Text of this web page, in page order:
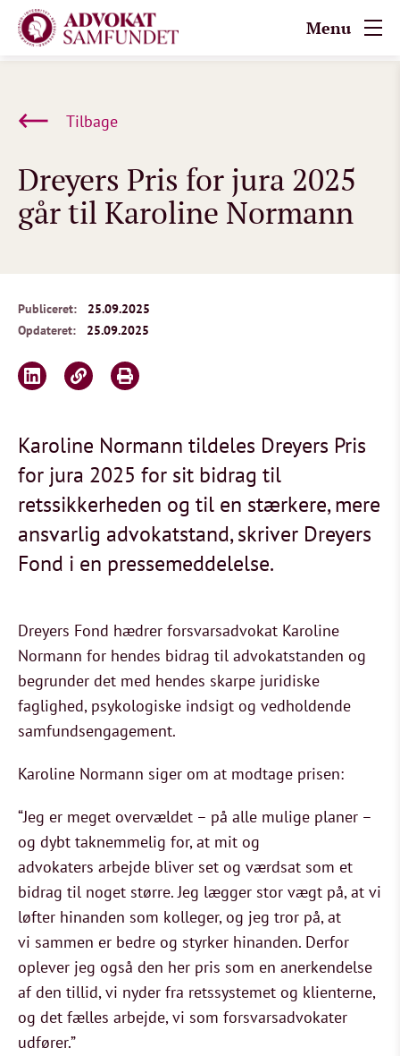
Menu
Tilbage
Dreyers Pris for jura 2025
går til Karoline Normann
Publiceret:
25.09.2025
Opdateret:
25.09.2025
Karoline Normann tildeles Dreyers Pris
for jura 2025 for sit bidrag til
retssikkerheden og til en stærkere, mere
ansvarlig advokatstand, skriver Dreyers
Fond i en pressemeddelelse.
Dreyers Fond hædrer forsvarsadvokat Karoline
Normann for hendes bidrag til advokatstanden og
begrunder det med hendes skarpe juridiske
faglighed, psykologiske indsigt og vedholdende
samfundsengagement.
Karoline Normann siger om at modtage prisen:
“Jeg er meget overvældet – på alle mulige planer –
og dybt taknemmelig for, at mit og
advokaters arbejde bliver set og værdsat som et
bidrag til noget større. Jeg lægger stor vægt på, at vi
løfter hinanden som kolleger, og jeg tror på, at
vi sammen er bedre og styrker hinanden. Derfor
oplever jeg også den her pris som en anerkendelse
af den tillid, vi nyder fra retssystemet og klienterne,
og det fælles arbejde, vi som forsvarsadvokater
udfører.”